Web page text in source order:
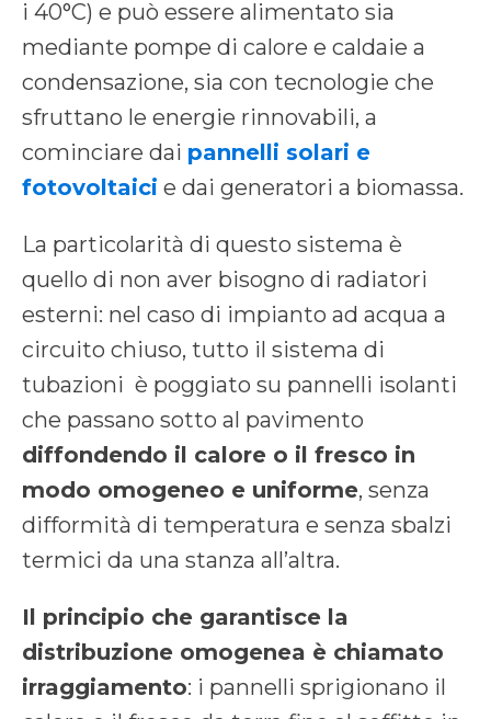
i 40°C) e può essere alimentato sia
mediante pompe di calore e caldaie a
condensazione, sia con tecnologie che
sfruttano le energie rinnovabili, a
cominciare dai pannelli solari e
fotovoltaici e dai generatori a biomassa.
La particolarità di questo sistema è
quello di non aver bisogno di radiatori
esterni: nel caso di impianto ad acqua a
circuito chiuso, tutto il sistema di
tubazioni è poggiato su pannelli isolanti
che passano sotto al pavimento
diffondendo il calore o il fresco in
modo omogeneo e uniforme, senza
difformità di temperatura e senza sbalzi
termici da una stanza all’altra.
Il principio che garantisce la
distribuzione omogenea è chiamato
irraggiamento: i pannelli sprigionano il